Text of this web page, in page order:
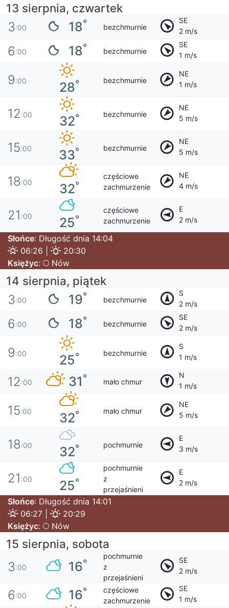
13 sierpnia, czwartek
3:00 18° bezchmurnie
SE
2 m/s
6:00 18° bezchmurnie
SE
1 m/s
9:00 28° bezchmurnie
NE
1 m/s
12:00 32° bezchmurnie
NE
5 m/s
15:00 33° bezchmurnie
NE
5 m/s
18:00 32°
częściowe
zachmurzenie
NE
4 m/s
21 :00 25°
częściowe
zachmurzenie
E
2 m/s
Słońce: Długość dnia 14:04
06:26 |
20:30
Księżyc: Nów
14 sierpnia, piątek
3:00 19° bezchmurnie
S
2 m/s
6:00 18° bezchmurnie
SE
2 m/s
9:00 25° bezchmurnie
S
1 m/s
12:00 31° mało chmur
N
1 m/s
15:00 32° mało chmur
NE
5 m/s
18:00 32° pochmurnie
E
3 m/s
21 :00 25°
pochmurnie
z
przejaśnieni
E
2 m/s
Słońce: Długość dnia 14:01
06:27 |
20:29
Księżyc: Nów
15 sierpnia, sobota
3:00 16°
pochmurnie
z
przejaśnieni
SE
2 m/s
6:00 16°
częściowe
zachmurzenie
SE
1 m/s